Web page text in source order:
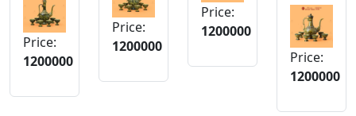
Price:
1200000
Price:
1200000
Price:
1200000
Price:
1200000